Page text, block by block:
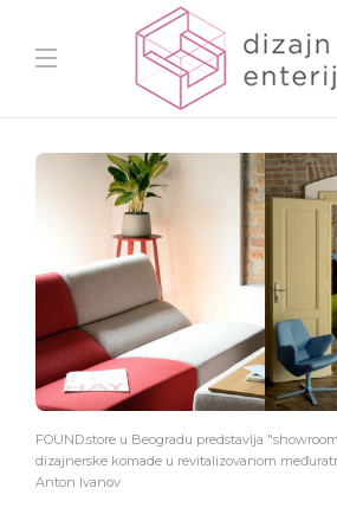
FOUND.store u Beogradu predstavlja
dizajnerske komade u revitalizovanom
Anton Ivanov